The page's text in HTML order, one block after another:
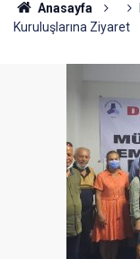
Anasayfa
Kuruluşlarına Ziyaret